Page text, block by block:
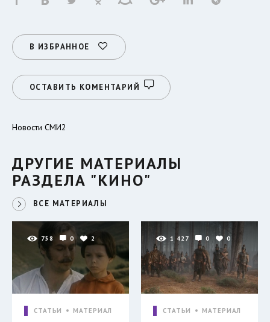
В ИЗБРАННОЕ
ОСТАВИТЬ КОМЕНТАРИЙ
Новости СМИ2
ДРУГИЕ МАТЕРИАЛЫ
РАЗДЕЛА "КИНО"
ВСЕ МАТЕРИАЛЫ
758 0 2
СТАТЬИ МАТЕРИАЛ
1 427 0 0
СТАТЬИ МАТЕРИАЛ